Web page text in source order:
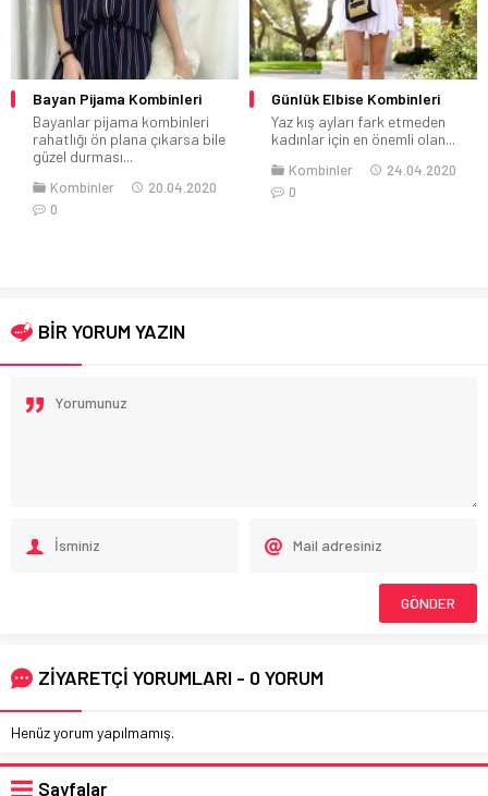
Bayan Pijama Kombinleri
Bayanlar pijama kombinleri
rahatlığı ön plana çıkarsa bile
güzel durması...
Kombinler
20.04.2020
0
Günlük Elbise Kombinleri
Yaz kış ayları fark etmeden
kadınlar için en önemli olan...
Kombinler
24.04.2020
0
BİR YORUM YAZIN
ZİYARETÇİ YORUMLARI - 0 YORUM
Henüz yorum yapılmamış.
Sayfalar